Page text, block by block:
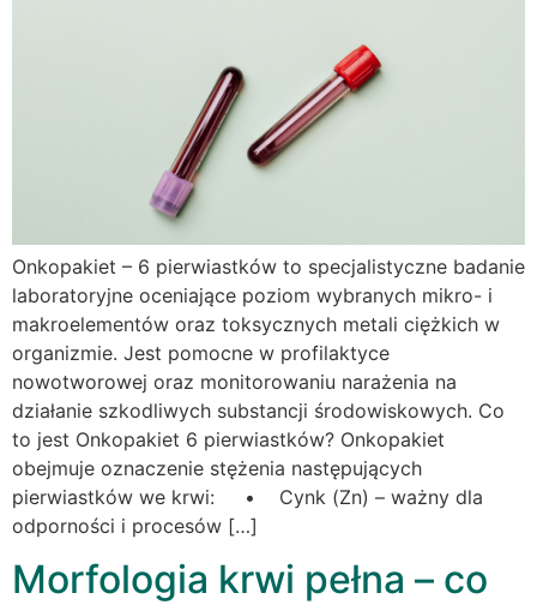
Onkopakiet – 6 pierwiastków to specjalistyczne badanie
laboratoryjne oceniające poziom wybranych mikro- i
makroelementów oraz toksycznych metali ciężkich w
organizmie. Jest pomocne w profilaktyce
nowotworowej oraz monitorowaniu narażenia na
działanie szkodliwych substancji środowiskowych. Co
to jest Onkopakiet 6 pierwiastków? Onkopakiet
obejmuje oznaczenie stężenia następujących
pierwiastków we krwi: • Cynk (Zn) – ważny dla
odporności i procesów […]
Morfologia krwi pełna – co